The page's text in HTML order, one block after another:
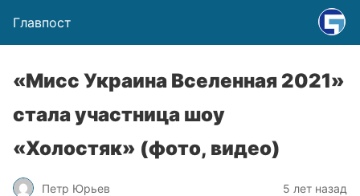
Главпост
«Мисс Украина Вселенная 2021»
стала участница шоу
«Холостяк» (фото, видео)
Петр Юрьев 5 лет назад